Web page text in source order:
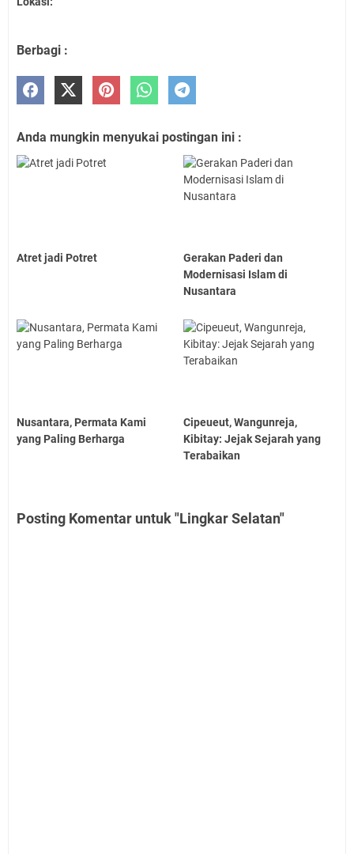
Berbagi :
Anda mungkin menyukai postingan ini :
Atret jadi Potret
Gerakan Paderi dan
Modernisasi Islam di
Nusantara
Nusantara, Permata Kami
yang Paling Berharga
Cipeueut, Wangunreja,
Kibitay: Jejak Sejarah yang
Terabaikan
Posting Komentar untuk "Lingkar Selatan"